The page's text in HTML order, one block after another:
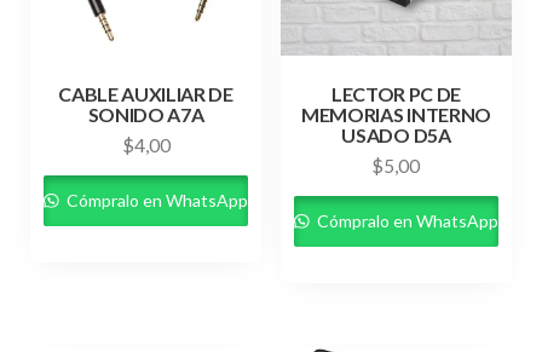
CABLE AUXILIAR DE
SONIDO A7A
$4,00
Cómpralo en WhatsApp
LECTOR PC DE
MEMORIAS INTERNO
USADO D5A
$5,00
Cómpralo en WhatsApp